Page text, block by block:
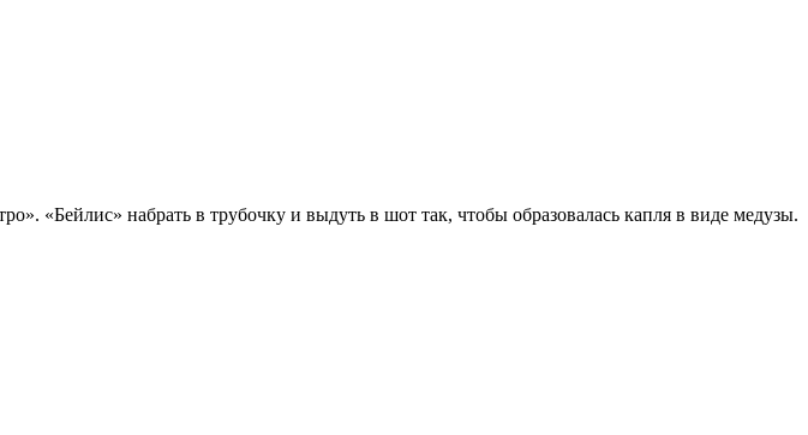
«Бейлис» набрать в трубочку и выдуть в шот так, чтобы образовалась капля в виде медузы.